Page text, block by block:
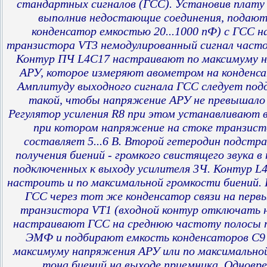
стандартных сигналов (ГСС). Установив
выполнив недостающие соединения,
конденсатор емкостью 20...1000 пФ) с ГСС
транзистора VT3 немодулированный сигнал
Контур ПЧ L4C17 настраивают по максимуму
АРУ, которое измеряют авометром на
Амплитуду выходного сигнала ГСС следует
такой, чтобы напряжение АРУ не превышало
Регулятор усиления R8 при этом устанавливают
при котором напряжение на стоке
составляет 5...6 В. Второй гетеродин
получения биений - громкого свистящего звука
подключенных к выходу усилителя 3Ч. Контур
настроить и по максимальной громкости биений.
ГСС через тот же конденсатор связи на
транзистора VT1 (входной контур отключать
настраивают ГСС на среднюю частоту полосы
ЭМФ и подбирают емкость конденсаторов С9
максимуму напряжения АРУ или по